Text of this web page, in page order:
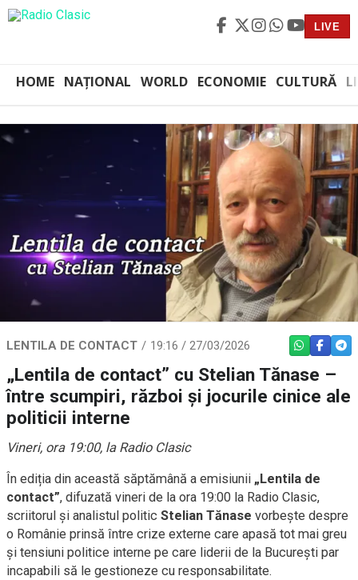
LIVE
HOME NAȚIONAL WORLD ECONOMIE CULTURĂ
LENTILA DE CONTACT 19:16 / 27/03/2026 WHATSAPP
„Lentila de contact” cu Stelian Tănase –
între scumpiri, război și jocurile cinice ale
politicii interne
Vineri, ora 19:00, la Radio Clasic
În ediția din această săptămână a emisiunii „Lentila de
contact”, difuzată vineri de la ora 19:00 la Radio Clasic,
scriitorul și analistul politic Stelian Tănase vorbește despre
o Românie prinsă între crize externe care apasă tot mai greu
și tensiuni politice interne pe care liderii de la București par
incapabili să le gestioneze cu responsabilitate.